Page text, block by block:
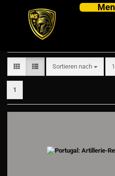
Portugal
Sortieren nach
Sortieren nach
1